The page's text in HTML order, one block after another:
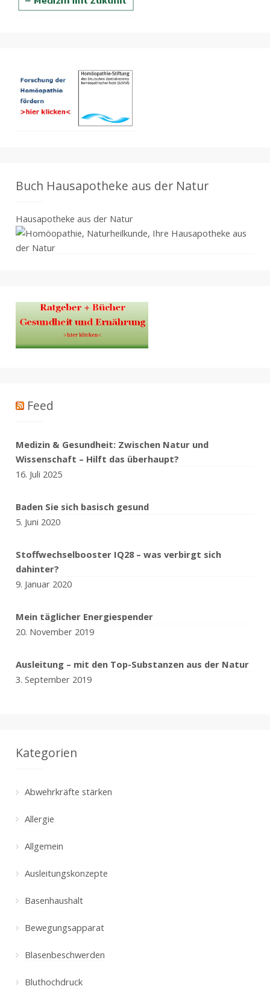
Buch Hausapotheke aus der Natur
Hausapotheke aus der Natur
Feed
Medizin & Gesundheit: Zwischen Natur und
Wissenschaft – Hilft das überhaupt?
16. Juli 2025
Baden Sie sich basisch gesund
5. Juni 2020
Stoffwechselbooster IQ28 – was verbirgt sich
dahinter?
9. Januar 2020
Mein täglicher Energiespender
20. November 2019
Ausleitung – mit den Top-Substanzen aus der Natur
3. September 2019
Kategorien
Abwehrkräfte stärken
Allergie
Allgemein
Ausleitungskonzepte
Basenhaushalt
Bewegungsapparat
Blasenbeschwerden
Bluthochdruck